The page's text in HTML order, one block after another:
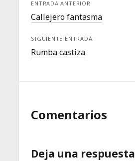
ENTRADA ANTERIOR
Callejero fantasma
SIGUIENTE ENTRADA
Rumba castiza
Comentarios
Deja una respuesta